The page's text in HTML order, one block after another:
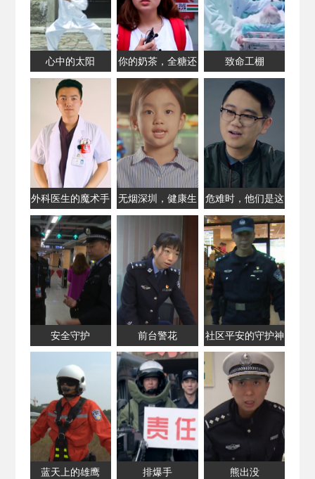
心中的太阳
你的奶茶，全糖还
是半糖？
致命工棚
外科医生的魔术手
无烟深圳，健康生
危难时，他们是这
座城市的「摆渡
人」
安全守护 前台警花 社区平安的守护神
蓝天上的雄鹰 排爆手 熊出没